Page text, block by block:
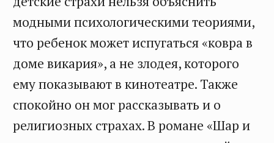
модными психологическими теориями,
что ребенок может испугаться «ковра в
доме викария», а не злодея, которого
ему показывают в кинотеатре. Также
спокойно он мог рассказывать и о
религиозных страхах. В романе «Шар и